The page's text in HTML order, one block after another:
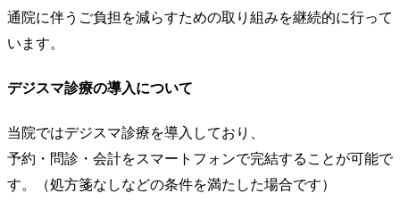
通院に伴うご負担を減らすための取り組みを継続的に行って
います。
デジスマ診療の導入について
当院ではデジスマ診療を導入しており、
予約・問診・会計をスマートフォンで完結することが可能で
す。（処方箋なしなどの条件を満たした場合です）